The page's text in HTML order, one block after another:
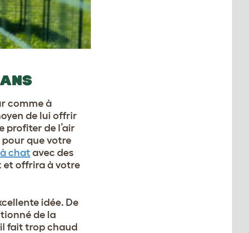
comme à
de lui offrir
profiter de l’air
pour que votre
chat avec des
et offrira à votre
idée. De
de la
fait trop chaud